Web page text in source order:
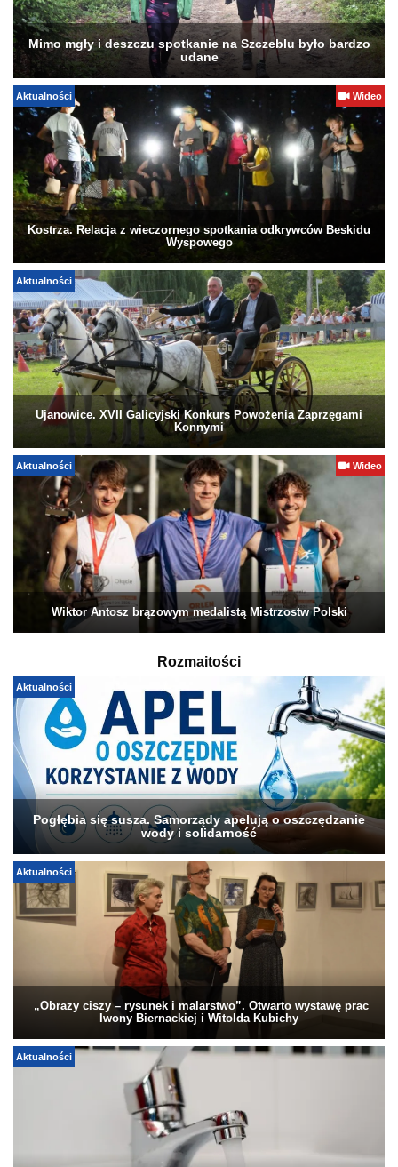
Mimo mgły i deszczu spotkanie na Szczeblu było bardzo
udane
Aktualności Wideo
Kostrza. Relacja z wieczornego spotkania odkrywców Beskidu
Wyspowego
Aktualności
Ujanowice. XVII Galicyjski Konkurs Powożenia Zaprzęgami
Konnymi
Aktualności Wideo
Wiktor Antosz brązowym medalistą Mistrzostw Polski
Rozmaitości
Aktualności
Pogłębia się susza. Samorządy apelują o oszczędzanie
wody i solidarność
Aktualności
„Obrazy ciszy – rysunek i malarstwo”. Otwarto wystawę prac
Iwony Biernackiej i Witolda Kubichy
Aktualności